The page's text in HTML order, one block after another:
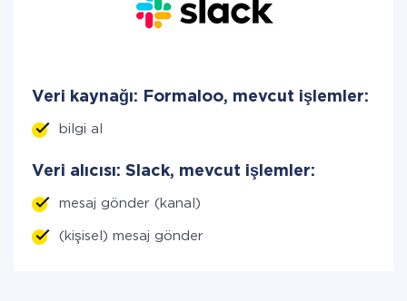
Veri kaynağı: Formaloo, mevcut işlemler:
bilgi al
Veri alıcısı: Slack, mevcut işlemler:
mesaj gönder (kanal)
(kişisel) mesaj gönder